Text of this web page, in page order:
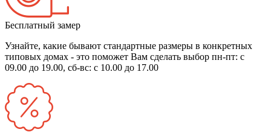
Бесплатный замер
Узнайте, какие бывают стандартные размеры в конкретных
типовых домах - это поможет Вам сделать выбор пн-пт: с
09.00 до 19.00, сб-вс: с 10.00 до 17.00